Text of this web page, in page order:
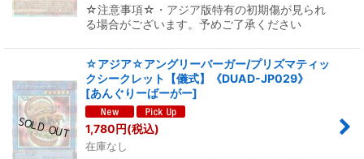
☆注意事項☆・アジア版特有の初期傷が見られ
る場合がございます。予めご了承ください
☆アジア☆アングリーバーガー/プリズマティッ
クシークレット【儀式】《DUAD-JP029》
[あんぐりーばーがー]
1,780円(税込)
在庫なし